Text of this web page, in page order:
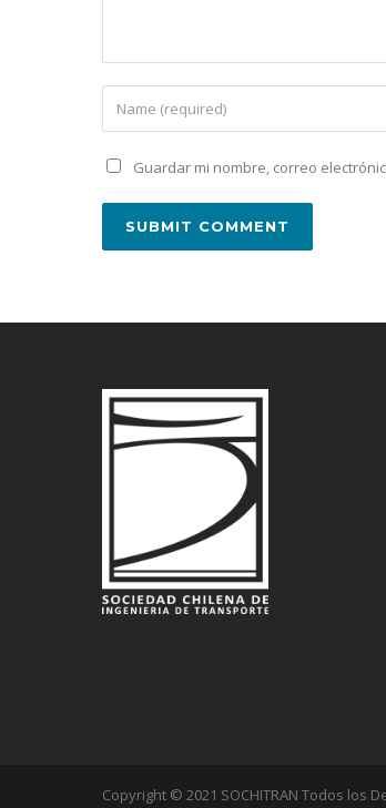
Guardar mi nombre, correo
Copyright © 2021 SOCHITRAN Todos los